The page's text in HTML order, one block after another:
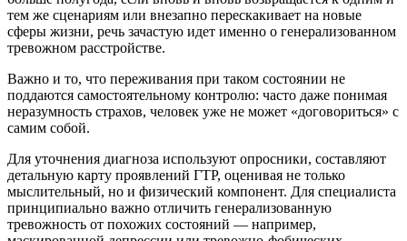
тем же сценариям или внезапно перескакивает на новые
сферы жизни, речь зачастую идет именно о генерализованном
тревожном расстройстве.
Важно и то, что переживания при таком состоянии не
поддаются самостоятельному контролю: часто даже понимая
неразумность страхов, человек уже не может «договориться» с
самим собой.
Для уточнения диагноза используют опросники, составляют
детальную карту проявлений ГТР, оценивая не только
мыслительный, но и физический компонент. Для специалиста
принципиально важно отличить генерализованную
тревожность от похожих состояний — например,